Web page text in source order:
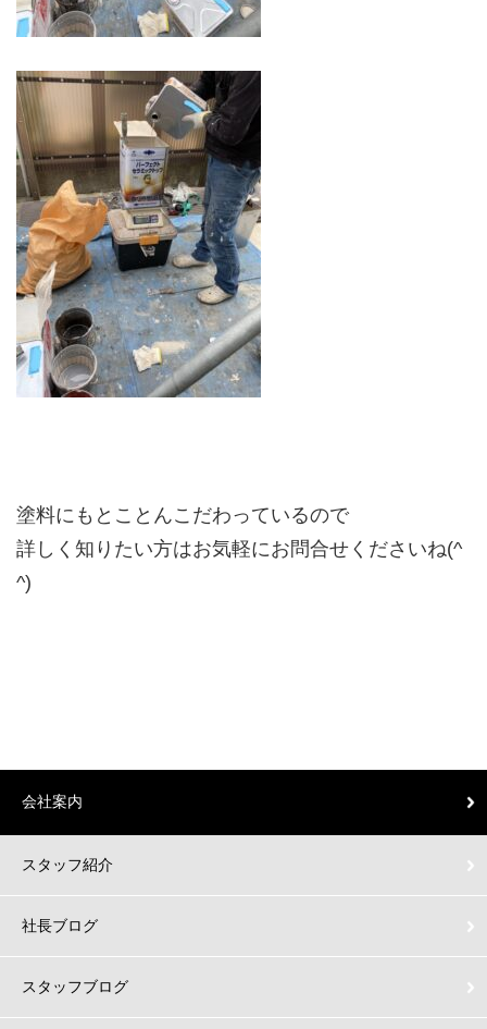
塗料にもとことんこだわっているので
詳しく知りたい方はお気軽にお問合せくださいね(^
^)
会社案内
スタッフ紹介
社長ブログ
スタッフブログ